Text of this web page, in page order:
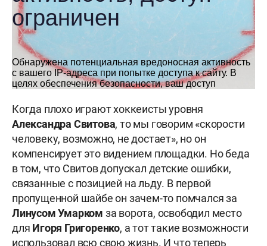
Когда плохо играют хоккеисты уровня
Александра Свитова, то мы говорим «скорости
человеку, возможно, не достает», но он
компенсирует это видением площадки. Но беда
в том, что Свитов допускал детские ошибки,
связанные с позицией на льду. В первой
пропущенной шайбе он зачем-то помчался за
Линусом Умарком за ворота, освободил место
для Игоря Григоренко, а тот такие возможности
использовал всю свою жизнь. И что теперь